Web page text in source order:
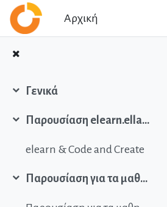
Μετάβαση στο κεντρικό περιεχόμενο
Αρχική
Σύμπτυξη
Γενικά
Σύμπτυξη
Παρουσίαση elearn.ellak.gr και Co{de}+Create
elearn & Code and Create
Σύμπτυξη
Παρουσίαση για τα μαθηματικά στο moodle